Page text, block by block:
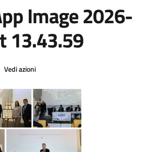
Image 2026-
13.43.59
Vedi azioni